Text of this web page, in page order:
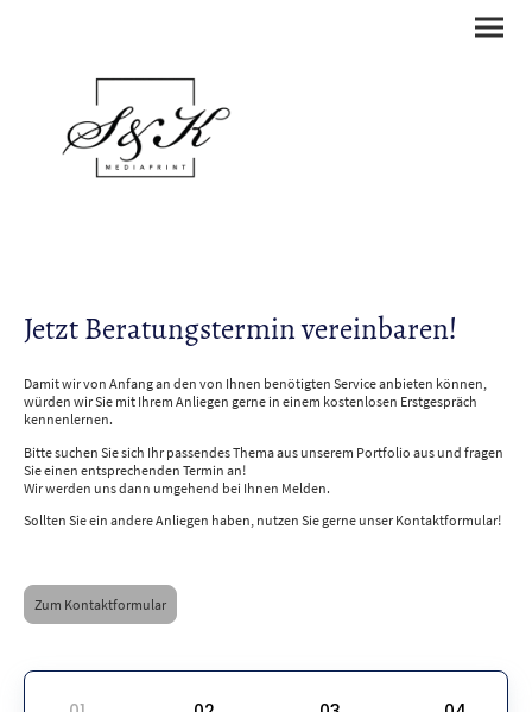
Jetzt Beratungstermin vereinbaren!
Damit wir von Anfang an den von Ihnen benötigten Service anbieten können,
würden wir Sie mit Ihrem Anliegen gerne in einem kostenlosen Erstgespräch
kennenlernen.
Bitte suchen Sie sich Ihr passendes Thema aus unserem Portfolio aus und fragen
Sie einen entsprechenden Termin an!
Wir werden uns dann umgehend bei Ihnen Melden.
Sollten Sie ein andere Anliegen haben, nutzen Sie gerne unser Kontaktformular!
Zum Kontaktformular